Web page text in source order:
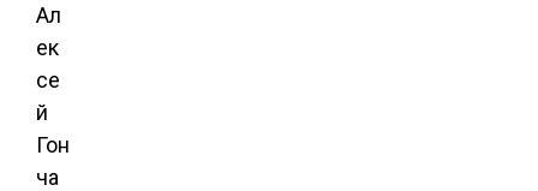
Ал
ек
се
й
Гон
ча